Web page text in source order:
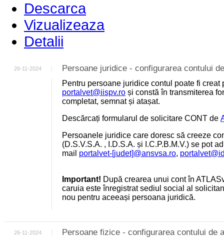
Descarca
Vizualizeaza
Detalii
26-11-2024 Persoane juridice - configurarea contului
Pentru persoane juridice contul poate fi
portalvet@iispv.ro și constă în transmiterea
completat, semnat și atașat.
Descărcați formularul de solicitare CONT de
Persoanele juridice care doresc să creeze
(D.S.V.S.A. , I.D.S.A. și I.C.P.B.M.V.) se pot
mail portalvet-[judet]@ansvsa.ro,
Important! După crearea unui cont în
caruia este înregistrat sediul social al
nou pentru aceeași persoana juridică.
26-11-2024 Persoane fizice - configurarea contului de